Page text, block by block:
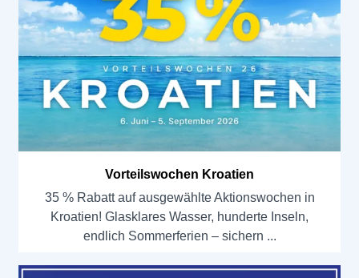
Vorteilswochen Kroatien
35 % Rabatt auf ausgewählte Aktionswochen in
Kroatien! Glasklares Wasser, hunderte Inseln,
endlich Sommerferien – sichern